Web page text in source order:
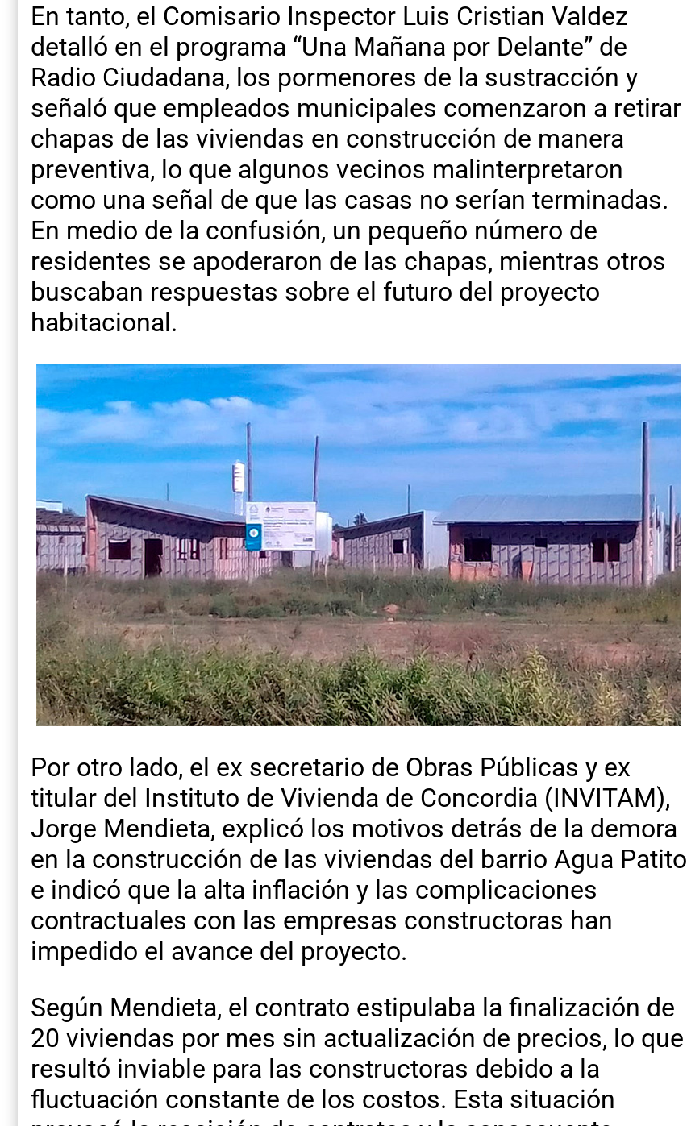
En tanto, el Comisario Inspector Luis Cristian Valdez
detalló en el programa “Una Mañana por Delante” de
Radio Ciudadana, los pormenores de la sustracción y
señaló que empleados municipales comenzaron a retirar
chapas de las viviendas en construcción de manera
preventiva, lo que algunos vecinos malinterpretaron
como una señal de que las casas no serían terminadas.
En medio de la confusión, un pequeño número de
residentes se apoderaron de las chapas, mientras otros
buscaban respuestas sobre el futuro del proyecto
habitacional.
Por otro lado, el ex secretario de Obras Públicas y ex
titular del Instituto de Vivienda de Concordia (INVITAM),
Jorge Mendieta, explicó los motivos detrás de la demora
en la construcción de las viviendas del barrio Agua Patito
e indicó que la alta inflación y las complicaciones
contractuales con las empresas constructoras han
impedido el avance del proyecto.
Según Mendieta, el contrato estipulaba la finalización de
20 viviendas por mes sin actualización de precios, lo que
resultó inviable para las constructoras debido a la
fluctuación constante de los costos. Esta situación